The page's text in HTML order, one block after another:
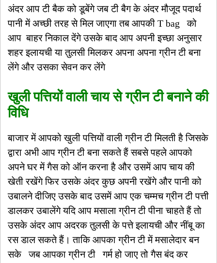
अंदर आप टी बैक को डूबेंगे जब टी बैग के अंदर मौजूद पदार्थ
पानी में अच्छी तरह से मिल जाएगा तब आपकी T bag को
आप बाहर निकाल देंगे उसके बाद आप अपनी इच्छा अनुसार
शहर इलायची या तुलसी मिलकर अपना अपना ग्रीन टी बना
लेंगे और उसका सेवन कर लेंगे
खुली पत्तियों वाली चाय से ग्रीन टी बनाने की
विधि
बाजार में आपको खुली पत्तियों वाली ग्रीन टी मिलती है जिसके
द्वारा अभी आप ग्रीन टी बना सकते हैं सबसे पहले आपको
अपने घर में गैस को ऑन करना है और उसमें आप चाय की
खेती रखेंगे फिर उसके अंदर कुछ अपनी रखेंगे और पानी को
उबालने दीजिए उसके बाद उसमें आप एक चम्मच ग्रीन टी पत्ती
डालकर उबालेंगे यदि आप मसाला ग्रीन टी पीना चाहते हैं तो
उसके अंदर आप अदरक तुलसी के पत्ते इलायची और नींबू का
रस डाल सकते हैं। ताकि आपका ग्रीन टी में मसालेदार बन
सके जब आपका ग्रीन टी गर्म हो जाए तो गैस बंद कर